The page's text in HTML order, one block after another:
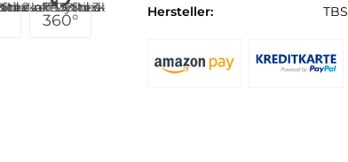
360°
Hersteller:
TBS